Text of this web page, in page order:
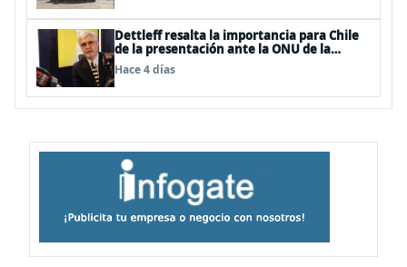
Dettleff resalta la importancia para Chile
de la presentación ante la ONU de la
Plataforma Continental Extendida del
Archipiélago Juan Fernández
Hace 4 días